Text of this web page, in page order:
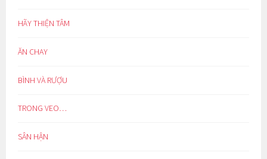
HÃY THIỆN TÂM
ĂN CHAY
BÌNH VÀ RƯỢU
TRONG VEO…
SÂN HẬN